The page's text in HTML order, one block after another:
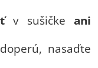
v sušičkeani
nasaďte